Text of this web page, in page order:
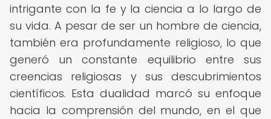
intrigante con la fe y la ciencia a lo largo de
su vida. A pesar de ser un hombre de ciencia,
también era profundamente religioso, lo que
generó un constante equilibrio entre sus
creencias religiosas y sus descubrimientos
científicos. Esta dualidad marcó su enfoque
hacia la comprensión del mundo, en el que